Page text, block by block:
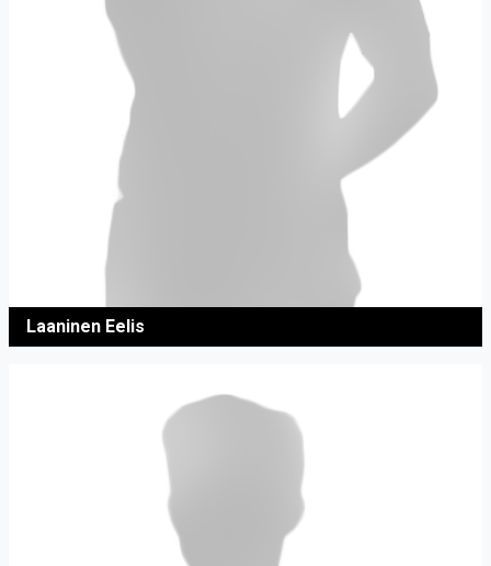
Laaninen Eelis